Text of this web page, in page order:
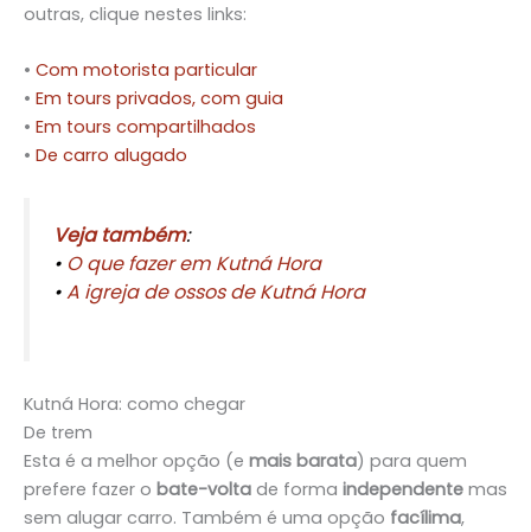
outras, clique nestes links:
• Com motorista particular
• Em tours privados, com guia
• Em tours compartilhados
• De carro alugado
Veja também:
• O que fazer em Kutná Hora
•A igreja de ossos de Kutná Hora
Kutná Hora: como chegar
De trem
Esta é a melhor opção (e mais barata) para quem
prefere fazer o bate-volta de forma independente mas
sem alugar carro. Também é uma opção facílima,